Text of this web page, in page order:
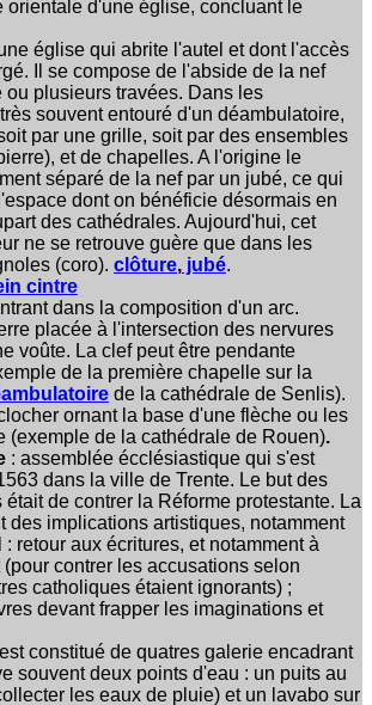
orientale d'une église, concluant le
église qui abrite l'autel et dont l'accès
Il se compose de l'abside de la nef
ou plusieurs travées. Dans les
souvent entouré d'un déambulatoire,
par une grille, soit par des ensembles
et de chapelles. A l'origine le
séparé de la nef par un jubé, ce qui
dont on bénéficie désormais en
des cathédrales. Aujourd'hui, cet
ne se retrouve guère que dans les
(coro). clôture, jubé.
cintre
dans la composition d'un arc.
placée à l'intersection des nervures
voûte. La clef peut être pendante
de la première chapelle sur la
de la cathédrale de Senlis).
ornant la base d'une flèche ou les
(exemple de la cathédrale de Rouen).
: assemblée écclésiastique qui s'est
dans la ville de Trente. Le but des
de contrer la Réforme protestante. La
des implications artistiques, notamment
retour aux écritures, et notamment à
(pour contrer les accusations selon
catholiques étaient ignorants) ;
devant frapper les imaginations et
constitué de quatres galerie encadrant
souvent deux points d'eau : un puits au
les eaux de pluie) et un lavabo sur